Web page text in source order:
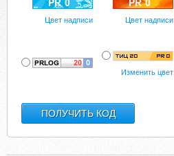
Цвет надписи Цвет надписи
Изменить цвет